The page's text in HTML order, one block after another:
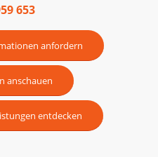
653
anfordern
anschauen
entdecken